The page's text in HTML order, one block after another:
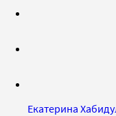
Екатерина